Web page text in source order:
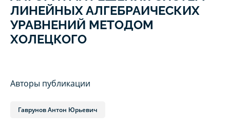
ЛИНЕЙНЫХ АЛГЕБРАИЧЕСКИХ
УРАВНЕНИЙ МЕТОДОМ
ХОЛЕЦКОГО
Авторы публикации
Гаврунов Антон Юрьевич